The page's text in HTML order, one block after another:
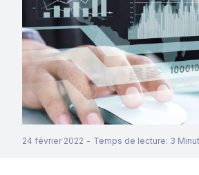
24 février 2022 - Temps de lecture: 3